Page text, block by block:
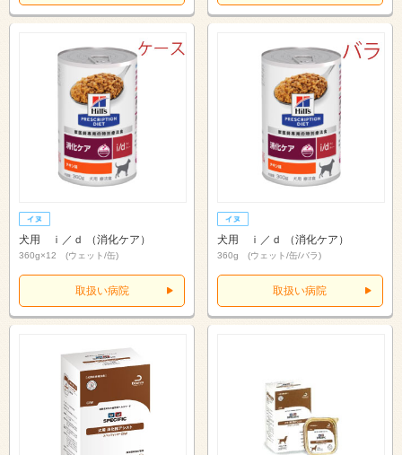
犬用 ｉ／ｄ （消化ケア）
360g×12 (ウェット/缶)
取扱い病院
犬用 ｉ／ｄ （消化ケア）
360g (ウェット/缶/バラ)
取扱い病院